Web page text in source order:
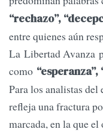
“rechazo”,
entre quienes aún
La Libertad Avanza
como
Para los analistas
refleja una fractura
marcada, en la que